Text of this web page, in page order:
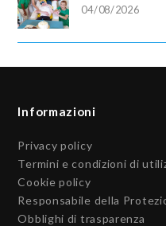
04/08/2026
Informazioni
Privacy policy
Termini e condizioni di
Cookie policy
Responsabile della
Obblighi di trasparenza